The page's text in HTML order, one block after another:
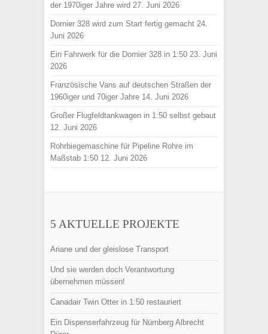
der 1970iger Jahre wird 27. Juni 2026
Dornier 328 wird zum Start fertig gemacht 24.
Juni 2026
Ein Fahrwerk für die Dornier 328 in 1:50 23. Juni
2026
Französische Vans auf deutschen Straßen der
1960iger und 70iger Jahre 14. Juni 2026
Großer Flugfeldtankwagen in 1:50 selbst gebaut
12. Juni 2026
Rohrbiegemaschine für Pipeline Rohre im
Maßstab 1:50 12. Juni 2026
5 AKTUELLE PROJEKTE
Ariane und der gleislose Transport
Und sie werden doch Verantwortung
übernehmen müssen!
Canadair Twin Otter in 1:50 restauriert
Ein Dispenserfahrzeug für Nürnberg Albrecht